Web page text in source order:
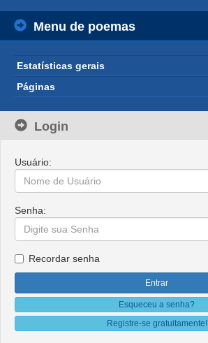
Menu de poemas
Estatísticas gerais
Páginas
Login
Usuário:
Senha:
Recordar senha
Esqueceu a senha?
Registre-se gratuitamente!